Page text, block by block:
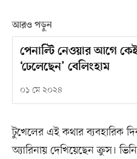
আরও পড়ুন
পেনাল্টি নেওয়ার আগে
‘ঢেলেছেন’ বেলিংহাম
০১ মে ২০২৪
টুখেলের এই কথার ব্যবহারিক
অ্যারিনায় দেখিয়েছেন ক্রুস।